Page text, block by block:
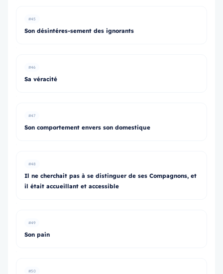
#45
Son désintéres-sement des ignorants
#46
Sa véracité
#47
Son comportement envers son domestique
#48
Il ne cherchait pas à se distinguer de ses Compagnons, et
il était accueillant et accessible
#49
Son pain
#50